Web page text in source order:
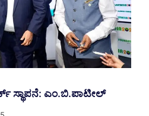
ಸ್ಥಾಪನೆ: ಎಂ.ಬಿ.ಪಾಟೀಲ್